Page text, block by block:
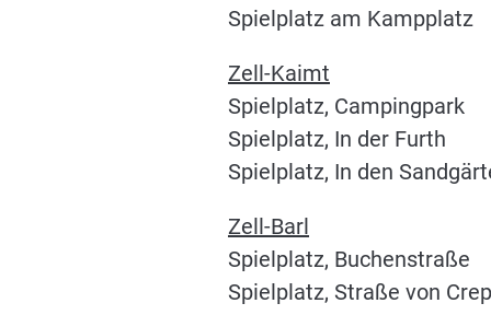
Spielplatz am Kampplatz
Zell-Kaimt
Spielplatz, Campingpark
Spielplatz, In der Furth
Spielplatz, In den
Zell-Barl
Spielplatz, Buchenstraße
Spielplatz, Straße von